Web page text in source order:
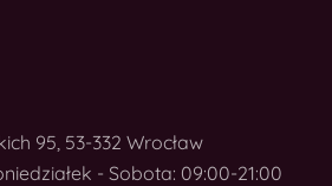
95, 53-332 Wrocław
- Sobota: 09:00-21:00